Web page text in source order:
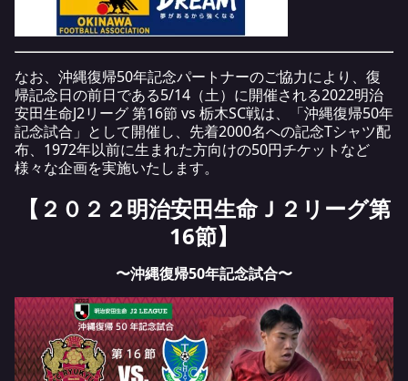
なお、沖縄復帰50年記念パートナーのご協力により、復
帰記念日の前日である5/14 （土）に開催される2022明治
安田生命J2リーグ 第16節 vs 栃木SC戦は、「沖縄復帰50年
記念試合」として開催し、先着2000名への記念Tシャツ配
布、 1972年以前に生まれた方向けの50円チケットなど
様々な企画を実施いたします。
【２０２２明治安田生命Ｊ２リーグ第
16節】
〜沖縄復帰50年記念試合〜